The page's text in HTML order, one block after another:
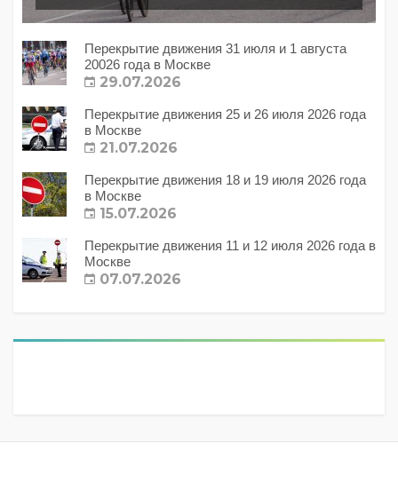
Перекрытие движения 31 июля и 1 августа
20026 года в Москве
29.07.2026
Перекрытие движения 25 и 26 июля 2026 года
в Москве
21.07.2026
Перекрытие движения 18 и 19 июля 2026 года
в Москве
15.07.2026
Перекрытие движения 11 и 12 июля 2026 года в
Москве
07.07.2026